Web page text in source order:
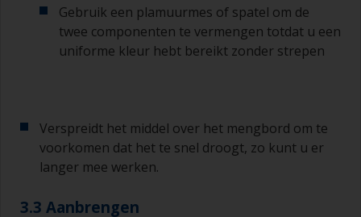
Gebruik een plamuurmes of spatel om de
twee componenten te vermengen totdat u een
uniforme kleur hebt bereikt zonder strepen
Verspreidt het middel over het mengbord om te
voorkomen dat het te snel droogt, zo kunt u er
langer mee werken.
3.3 Aanbrengen